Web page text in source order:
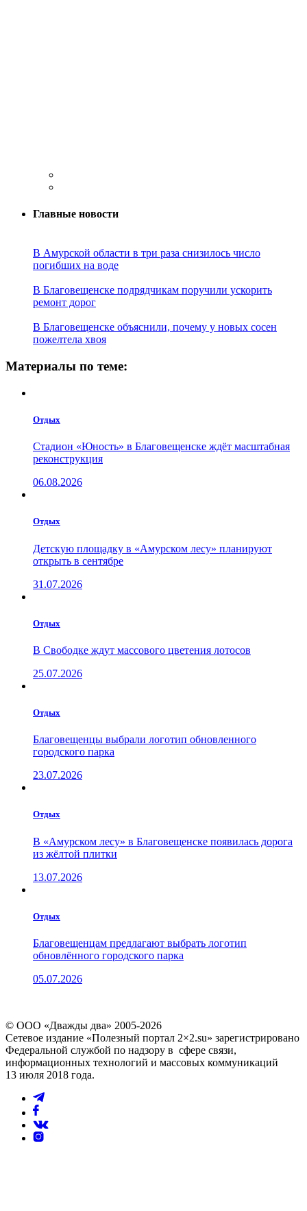
Главные новости
В Амурской области в три раза снизилось число
погибших на воде
В Благовещенске подрядчикам поручили ускорить
ремонт дорог
В Благовещенске объяснили, почему у новых сосен
пожелтела хвоя
Материалы по теме:
Отдых
Стадион «Юность» в Благовещенске ждёт масштабная
реконструкция
06.08.2026
Отдых
Детскую площадку в «Амурском лесу» планируют
открыть в сентябре
31.07.2026
Отдых
В Свободке ждут массового цветения лотосов
25.07.2026
Отдых
Благовещенцы выбрали логотип обновленного
городского парка
23.07.2026
Отдых
В «Амурском лесу» в Благовещенске появилась дорога
из жёлтой плитки
13.07.2026
Отдых
Благовещенцам предлагают выбрать логотип
обновлённого городского парка
05.07.2026
© ООО «Дважды два» 2005-2026
Сетевое издание «Полезный портал 2×2.su» зарегистрировано
Федеральной службой по надзору в сфере связи,
информационных технологий и массовых коммуникаций
13 июля 2018 года.